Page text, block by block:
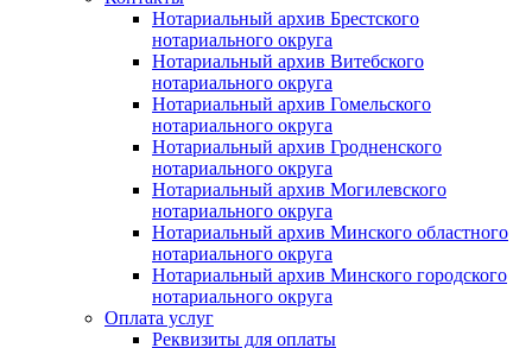
Нотариальный архив Брестского
нотариального округа
Нотариальный архив Витебского
нотариального округа
Нотариальный архив Гомельского
нотариального округа
Нотариальный архив Гродненского
нотариального округа
Нотариальный архив Могилевского
нотариального округа
Нотариальный архив Минского областного
нотариального округа
Нотариальный архив Минского городского
нотариального округа
Оплата услуг
Реквизиты для оплаты